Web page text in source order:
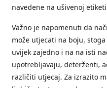
navedene na ušivenoj
Važno je napomenuti da
može utjecati na boju,
uvijek zajedno i na na isti
upotrebljavaju, deterženti,
različiti utjecaj. Za izrazito